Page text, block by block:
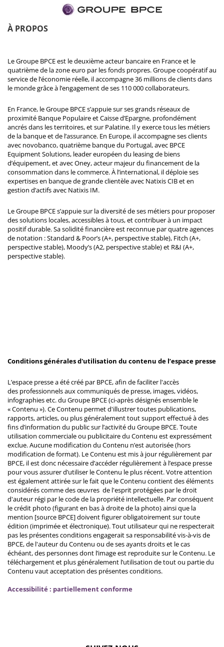
À PROPOS
Le Groupe BPCE est le deuxième acteur bancaire en France et le
quatrième de la zone euro par les fonds propres. Groupe coopératif au
service de l’économie réelle, il accompagne 36 millions de clients dans
le monde grâce à l’engagement de ses 110 000 collaborateurs.
En France, le Groupe BPCE s’appuie sur ses grands réseaux de
proximité Banque Populaire et Caisse d’Epargne, profondément
ancrés dans les territoires, et sur Palatine. Il y exerce tous les métiers
de la banque et de l’assurance. En Europe, il accompagne ses clients
avec novobanco, quatrième banque du Portugal, avec BPCE
Equipment Solutions, leader européen du leasing de biens
d’équipement, et avec Oney, acteur majeur du financement de la
consommation dans le commerce. À l’international, il déploie ses
expertises en banque de grande clientèle avec Natixis CIB et en
gestion d’actifs avec Natixis IM.
Le Groupe BPCE s’appuie sur la diversité de ses métiers pour proposer
des solutions locales, accessibles à tous, et contribuer à un impact
positif durable. Sa solidité financière est reconnue par quatre agences
de notation : Standard & Poor’s (A+, perspective stable), Fitch (A+,
perspective stable), Moody’s (A2, perspective stable) et R&I (A+,
perspective stable).
Conditions générales d'utilisation du contenu de l’espace presse
L’espace presse a été créé par BPCE, afin de faciliter l'accès
des professionnels aux communiqués de presse, images, vidéos,
infographies etc. du Groupe BPCE (ci-après désignés ensemble le
« Contenu »). Ce Contenu permet d'illustrer toutes publications,
rapports, articles, ou plus généralement tout support effectué à des
fins d’information du public sur l’activité du Groupe BPCE. Toute
utilisation commerciale ou publicitaire du Contenu est expressément
exclue. Aucune modification du Contenu n’est autorisée (hors
modification de format). Le Contenu est mis à jour régulièrement par
BPCE, il est donc nécessaire d’accéder régulièrement à l’espace presse
pour vous assurer d’utiliser le Contenu le plus récent. Votre attention
est également attirée sur le fait que le Contenu contient des éléments
considérés comme des œuvres de l'esprit protégées par le droit
d'auteur régi par le code de la propriété intellectuelle. Par conséquent
le crédit photo (figurant en bas à droite de la photo) ainsi que la
mention [source BPCE] doivent figurer obligatoirement sur toute
édition (imprimée et électronique). Tout utilisateur qui ne respecterait
pas les présentes conditions engagerait sa responsabilité vis-à-vis de
BPCE, de l'auteur du Contenu ou de ses ayants droits et le cas
échéant, des personnes dont l’image est reproduite sur le Contenu. Le
téléchargement et plus généralement l’utilisation de tout ou partie du
Contenu vaut acceptation des présentes conditions.
Accessibilité : partiellement conforme